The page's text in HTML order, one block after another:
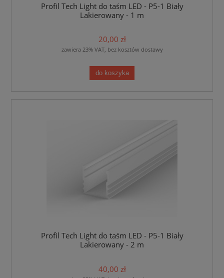
Profil Tech Light do taśm LED - P5-1 Biały
Lakierowany - 1 m
20,00 zł
zawiera 23% VAT, bez kosztów dostawy
do koszyka
Profil Tech Light do taśm LED - P5-1 Biały
Lakierowany - 2 m
40,00 zł